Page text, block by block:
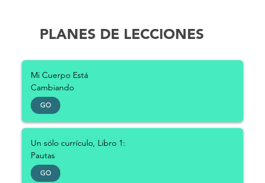
PLANES DE LECCIONES
Mi Cuerpo Está
Cambiando
GO
Un sólo currículo, Libro 1:
Pautas
GO